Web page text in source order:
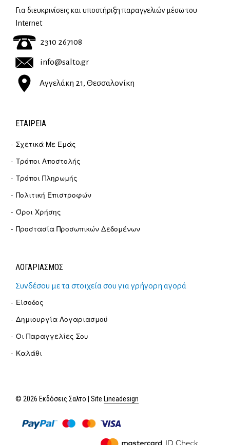
Για διευκρινίσεις και υποστήριξη παραγγελιών μέσω του
Internet
2310 267108
info@salto.gr
Αγγελάκη 21, Θεσσαλονίκη
ΕΤΑΙΡΕΊΑ
Σχετικά Με Εμάς
Τρόποι Αποστολής
Τρόποι Πληρωμής
Πολιτική Επιστροφών
Όροι Χρήσης
Προστασία Προσωπικών Δεδομένων
ΛΟΓΑΡΙΑΣΜΟΣ
Συνδέσου με τα στοιχεία σου για γρήγορη αγορά
Είσοδος
Δημιουργία Λογαριασμού
Οι Παραγγελίες Σου
Καλάθι
© 2026 Εκδόσεις Σαλτο | Site Lineadesign